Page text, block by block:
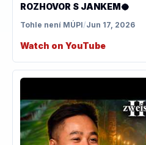
ROZHOVOR S JANKEM🥥
Tohle není MÚPI/Jun 17, 2026
Watch on YouTube